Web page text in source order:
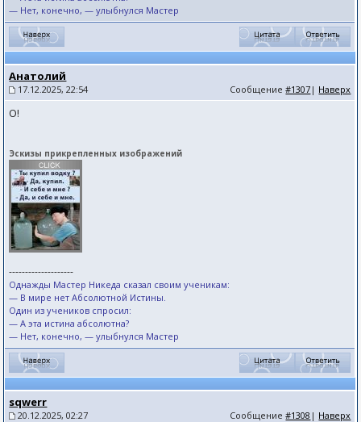
— Нет, конечно, — улыбнулся Мастер
Анатолий
17.12.2025, 22:54 Сообщение#1307 | Наверх
О!
Эскизы прикрепленных изображений
--------------------
Однажды Мастер Никеда сказал своим ученикам:
— В мире нет Абсолютной Истины.
Один из учеников спросил:
— А эта истина абсолютна?
— Нет, конечно, — улыбнулся Мастер
sqwerr
20.12.2025, 02:27 Сообщение#1308 | Наверх